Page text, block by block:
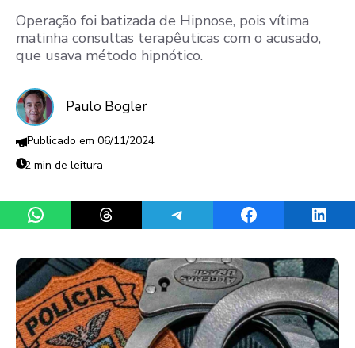
Operação foi batizada de Hipnose, pois vítima
matinha consultas terapêuticas com o acusado,
que usava método hipnótico.
Paulo Bogler
06/11/2024
2 min de leitura
Share on WhatsAppShare on ThreadsShare on TelegramShare on Facebook